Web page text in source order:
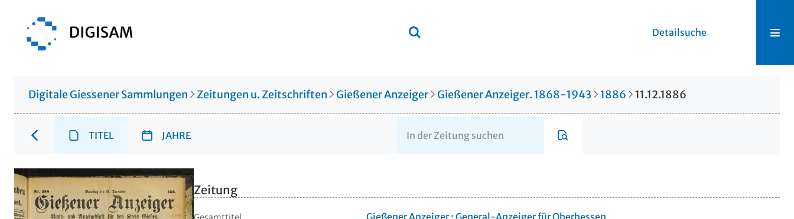
Detailsuche
Digitale Giessener Sammlungen Zeitungen u. Zeitschriften Gießener Anzeiger Gießener Anzeiger. 1868-1943 1886 11.12.1886
TITEL JAHRE
Zeitung